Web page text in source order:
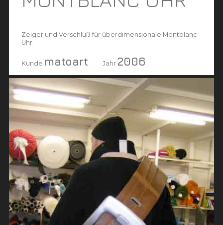
Zeiger und Verschluß für überdimensionale Montblanc
Uhr.
Kunde matoart Jahr 2006